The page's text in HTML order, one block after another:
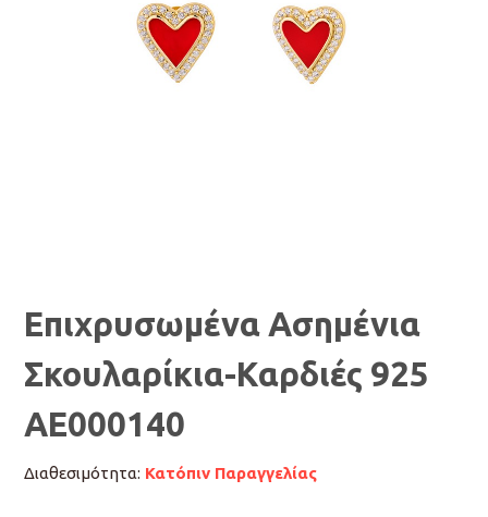
Επιχρυσωμένα Ασημένια
Σκουλαρίκια-Καρδιές 925
AE000140
Διαθεσιμότητα: Κατόπιν Παραγγελίας